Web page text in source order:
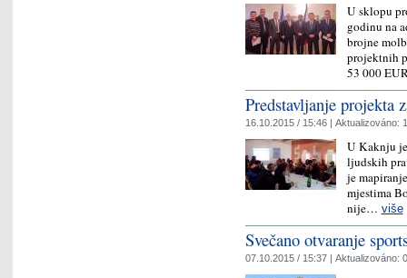
U sklopu
godinu na
brojne
projektnih
53 000
Predstavljanje projekta
16.10.2015 / 15:46 | Aktualizováno:
U Kaknju
ljudskih
je
mjestima
nije… više
Svečano otvaranje
07.10.2015 / 15:37 | Aktualizováno: